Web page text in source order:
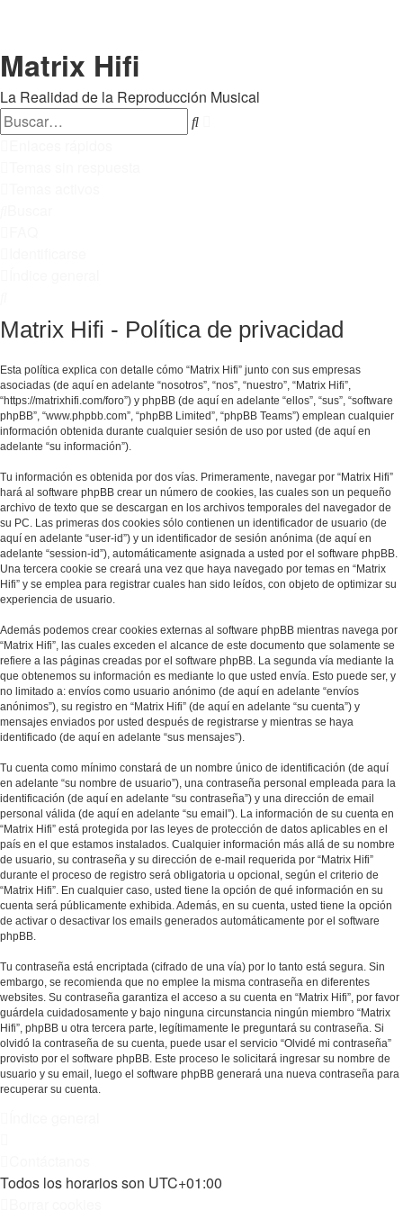
Matrix Hifi
La Realidad de la Reproducción Musical
Buscar
Matrix Hifi - Política de privacidad
Esta política explica con detalle cómo “Matrix Hifi” junto con sus empresas
asociadas (de aquí en adelante “nosotros”, “nos”, “nuestro”, “Matrix Hifi”,
“https://matrixhifi.com/foro”) y phpBB (de aquí en adelante “ellos”, “sus”, “software
phpBB”, “www.phpbb.com”, “phpBB Limited”, “phpBB Teams”) emplean cualquier
información obtenida durante cualquier sesión de uso por usted (de aquí en
adelante “su información”).
Tu información es obtenida por dos vías. Primeramente, navegar por “Matrix Hifi”
hará al software phpBB crear un número de cookies, las cuales son un pequeño
archivo de texto que se descargan en los archivos temporales del navegador de
su PC. Las primeras dos cookies sólo contienen un identificador de usuario (de
aquí en adelante “user-id”) y un identificador de sesión anónima (de aquí en
adelante “session-id”), automáticamente asignada a usted por el software phpBB.
Una tercera cookie se creará una vez que haya navegado por temas en “Matrix
Hifi” y se emplea para registrar cuales han sido leídos, con objeto de optimizar su
experiencia de usuario.
Además podemos crear cookies externas al software phpBB mientras navega por
“Matrix Hifi”, las cuales exceden el alcance de este documento que solamente se
refiere a las páginas creadas por el software phpBB. La segunda vía mediante la
que obtenemos su información es mediante lo que usted envía. Esto puede ser, y
no limitado a: envíos como usuario anónimo (de aquí en adelante “envíos
anónimos”), su registro en “Matrix Hifi” (de aquí en adelante “su cuenta”) y
mensajes enviados por usted después de registrarse y mientras se haya
identificado (de aquí en adelante “sus mensajes”).
Tu cuenta como mínimo constará de un nombre único de identificación (de aquí
en adelante “su nombre de usuario”), una contraseña personal empleada para la
identificación (de aquí en adelante “su contraseña”) y una dirección de email
personal válida (de aquí en adelante “su email”). La información de su cuenta en
“Matrix Hifi” está protegida por las leyes de protección de datos aplicables en el
país en el que estamos instalados. Cualquier información más allá de su nombre
de usuario, su contraseña y su dirección de e-mail requerida por “Matrix Hifi”
durante el proceso de registro será obligatoria u opcional, según el criterio de
“Matrix Hifi”. En cualquier caso, usted tiene la opción de qué información en su
cuenta será públicamente exhibida. Además, en su cuenta, usted tiene la opción
de activar o desactivar los emails generados automáticamente por el software
phpBB.
Tu contraseña está encriptada (cifrado de una vía) por lo tanto está segura. Sin
embargo, se recomienda que no emplee la misma contraseña en diferentes
websites. Su contraseña garantiza el acceso a su cuenta en “Matrix Hifi”, por favor
guárdela cuidadosamente y bajo ninguna circunstancia ningún miembro “Matrix
Hifi”, phpBB u otra tercera parte, legítimamente le preguntará su contraseña. Si
olvidó la contraseña de su cuenta, puede usar el servicio “Olvidé mi contraseña”
provisto por el software phpBB. Este proceso le solicitará ingresar su nombre de
usuario y su email, luego el software phpBB generará una nueva contraseña para
recuperar su cuenta.
Todos los horarios son UTC+01:00